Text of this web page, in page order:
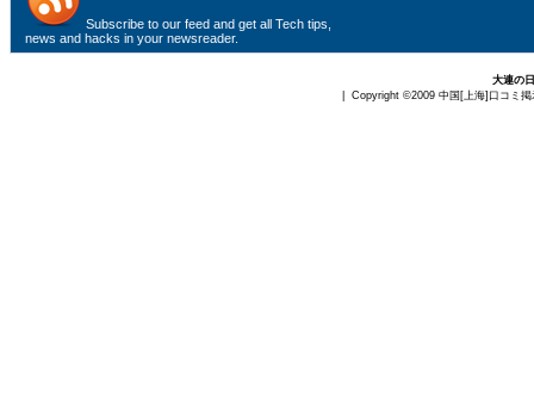
Subscribe to our feed and get all Tech tips,
news and hacks in your newsreader.
大連の
| Copyright ©2009 中国[上海]口コミ掲